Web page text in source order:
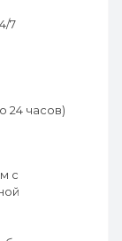
7
24 часов)
с